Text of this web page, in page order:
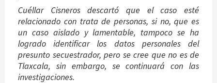
Cuéllar Cisneros descartó que el caso esté
relacionado con trata de personas, si no, que es
un caso aislado y lamentable, tampoco se ha
logrado identificar los datos personales del
presunto secuestrador, pero se cree que no es de
Tlaxcala, sin embargo, se continuará con las
investigaciones.